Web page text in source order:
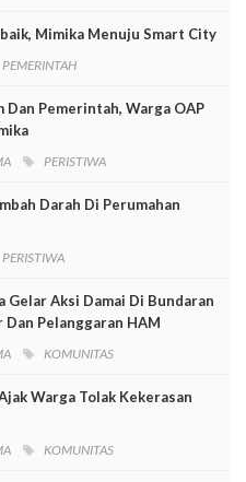
Mimika Menuju Smart City
PEMERINTAH
Pemerintah, Warga OAP
PERISTIWA
Darah Di Perumahan
PERISTIWA
Gelar Aksi Damai Di Bundaran
Pelanggaran HAM
KOMUNITAS
Warga Tolak Kekerasan
KOMUNITAS